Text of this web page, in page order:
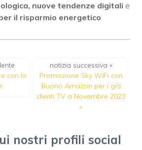
nuove tendenze digitali e
il risparmio energetico
con lo
notizia successiva »
Promozione Sky WiFi con
Buono Amazon per i già
clienti TV a Novembre 2023
»
nostri profili social